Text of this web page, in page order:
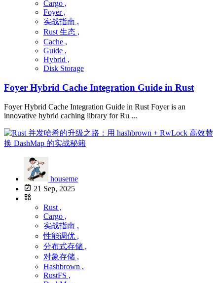
Cargo ,
Foyer ,
实战指南 ,
Rust 生态 ,
Cache ,
Guide ,
Hybrid ,
Disk Storage
Foyer Hybrid Cache Integration Guide in Rust
Foyer Hybrid Cache Integration Guide in Rust Foyer is an
innovative hybrid caching library for Ru ...
houseme
21 Sep, 2025
Rust ,
Cargo ,
实战指南 ,
性能调优 ,
分布式存储 ,
对象存储 ,
Hashbrown ,
RustFS ,